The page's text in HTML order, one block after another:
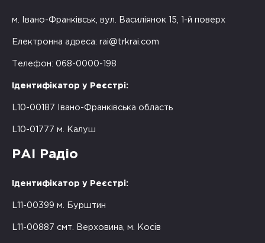
м. Івано-Франківськ, вул. Василіянок 15, 1-й поверх
Електронна адреса: rai@trkrai.com
Телефон: 068-0000-198
Ідентифікатор у Реєстрі:
L10-00187 Івано-Франківська область
L10-01777 м. Калуш
РАІ Радіо
Ідентифікатор у Реєстрі:
L11-00399 м. Бурштин
L11-00887 смт. Верховина, м. Косів